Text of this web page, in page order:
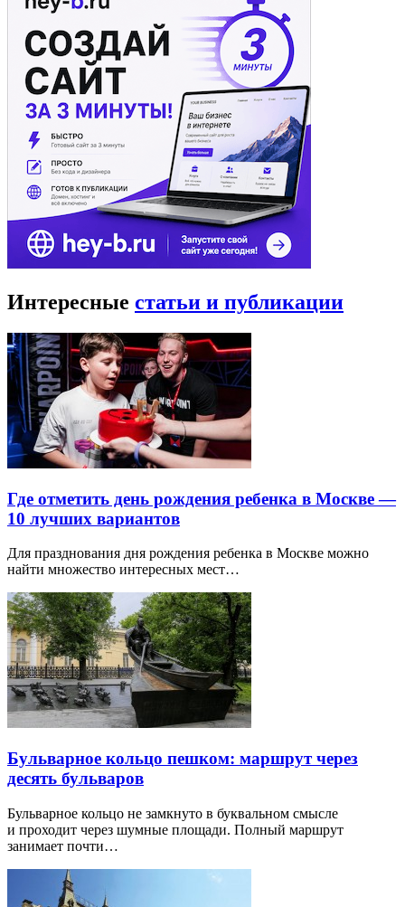
Интересные статьи и публикации
Где отметить день рождения ребенка в Москве —
10 лучших вариантов
Для празднования дня рождения ребенка в Москве можно
найти множество интересных мест…
Бульварное кольцо пешком: маршрут через
десять бульваров
Бульварное кольцо не замкнуто в буквальном смысле
и проходит через шумные площади. Полный маршрут
занимает почти…